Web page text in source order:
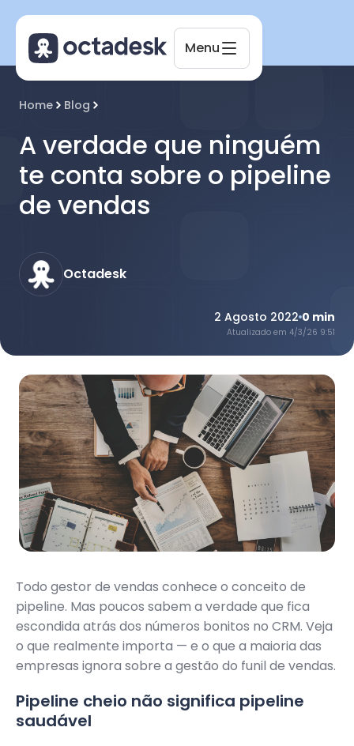
Menu
Home Blog
A verdade que ninguém
te conta sobre o pipeline
de vendas
Octadesk
2 Agosto 2022 0 min
Atualizado em 4/3/26 9:51
Todo gestor de vendas conhece o conceito de
pipeline. Mas poucos sabem a verdade que fica
escondida atrás dos números bonitos no CRM. Veja
o que realmente importa — e o que a maioria das
empresas ignora sobre a gestão do funil de vendas.
Pipeline cheio não significa pipeline
saudável
Octadesk